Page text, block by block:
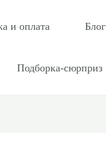
и оплата Блог
Подборка-сюрприз